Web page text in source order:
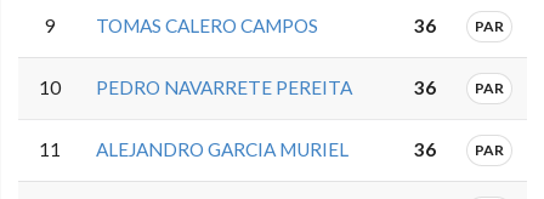
9 TOMAS CALERO CAMPOS 36 PAR
10 PEDRO NAVARRETE PEREITA 36 PAR
11 ALEJANDRO GARCIA MURIEL 36 PAR